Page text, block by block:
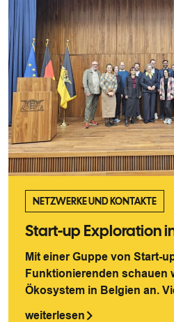
NETZWERKE UND KONTAKTE
Start-up Exploration
Mit einer Guppe von Start-
Funktionierenden schauen
Ökosystem in Belgien an.
weiterlesen